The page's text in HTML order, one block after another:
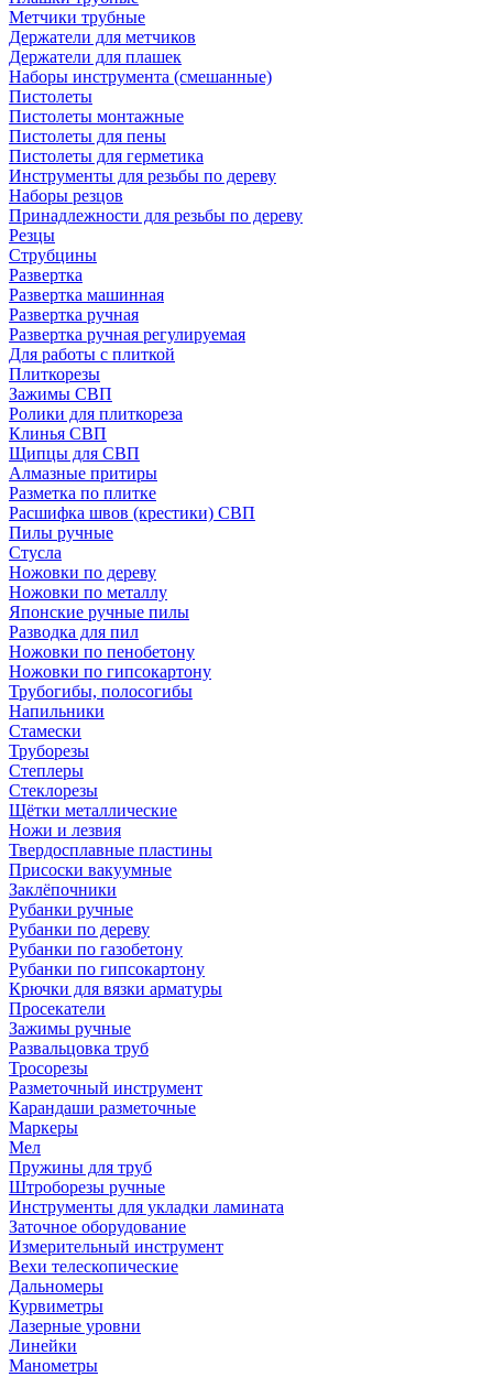
Метчики трубные
Держатели для метчиков
Держатели для плашек
Наборы инструмента (смешанные)
Пистолеты
Пистолеты монтажные
Пистолеты для пены
Пистолеты для герметика
Инструменты для резьбы по дереву
Наборы резцов
Принадлежности для резьбы по дереву
Резцы
Струбцины
Развертка
Развертка машинная
Развертка ручная
Развертка ручная регулируемая
Для работы с плиткой
Плиткорезы
Зажимы СВП
Ролики для плиткореза
Клинья СВП
Щипцы для СВП
Алмазные притиры
Разметка по плитке
Расшифка швов (крестики) СВП
Пилы ручные
Стусла
Ножовки по дереву
Ножовки по металлу
Японские ручные пилы
Разводка для пил
Ножовки по пенобетону
Ножовки по гипсокартону
Трубогибы, полосогибы
Напильники
Стамески
Труборезы
Степлеры
Стеклорезы
Щётки металлические
Ножи и лезвия
Твердосплавные пластины
Присоски вакуумные
Заклёпочники
Рубанки ручные
Рубанки по дереву
Рубанки по газобетону
Рубанки по гипсокартону
Крючки для вязки арматуры
Просекатели
Зажимы ручные
Развальцовка труб
Тросорезы
Разметочный инструмент
Карандаши разметочные
Маркеры
Мел
Пружины для труб
Штроборезы ручные
Инструменты для укладки ламината
Заточное оборудование
Измерительный инструмент
Вехи телескопические
Дальномеры
Курвиметры
Лазерные уровни
Линейки
Манометры